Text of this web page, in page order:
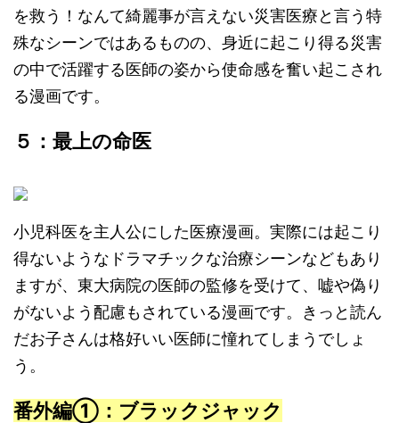
を救う！なんて綺麗事が言えない災害医療と言う特
殊なシーンではあるものの、身近に起こり得る災害
の中で活躍する医師の姿から使命感を奮い起こされ
る漫画です。
５：最上の命医
小児科医を主人公にした医療漫画。実際には起こり
得ないようなドラマチックな治療シーンなどもあり
ますが、東大病院の医師の監修を受けて、嘘や偽り
がないよう配慮もされている漫画です。きっと読ん
だお子さんは格好いい医師に憧れてしまうでしょ
う。
番外編①：ブラックジャック